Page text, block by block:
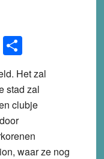
Share
Het zal
stad zal
clubje
waar ze nog